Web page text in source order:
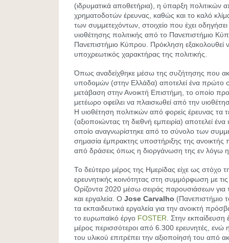
(ιδρυματικά αποθετήρια), η ύπαρξη πολιτικών
χρηματοδοτών έρευνας, καθώς και το καλό
των συμμετεχόντων, στοιχείο που έχει οδηγήσει
υιοθέτησης πολιτικής από το Πανεπιστήμιο
Πανεπιστήμιο Κύπρου. Πρόκληση εξακολουθεί
υποχρεωτικός χαρακτήρας της πολιτικής.
Όπως αναδείχθηκε μέσω της συζήτησης που
υποδομών (στην Ελλάδα) αποτελεί ένα πρώτο
μετάβαση στην Ανοικτή Επιστήμη, το οποίο
μετέωρο οφείλει να πλαισιωθεί από την
Η υιοθέτηση πολιτικών από φορείς έρευνας τα
(αξιοποιώντας τη διεθνή εμπειρία) αποτελεί ένα
οποίο αναγνωρίστηκε από το σύνολο των
σημασία έμπρακτης υποστήριξης της
από δράσεις όπως η διοργάνωση της εν λόγω
Το δεύτερο μέρος της Ημερίδας είχε ως στόχο
ερευνητικής κοινότητας στη συμμόρφωση με
Ορίζοντα 2020 μέσω σειράς παρουσιάσεων για
και εργαλεία. O Jose Carvalho (Πανεπιστήμιο
τα εκπαιδευτικά εργαλεία για την ανοικτή
το ευρωπαϊκό έργο FOSTER. Στην εκπαίδευση
μέρος περισσότεροι από 6.300 ερευνητές, ενώ
του υλικού επιτρέπει την αξιοποίησή του από